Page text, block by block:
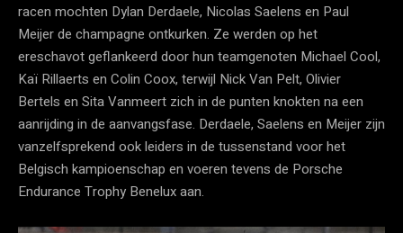
racen mochten Dylan Derdaele, Nicolas Saelens en Paul
Meijer de champagne ontkurken. Ze werden op het
ereschavot geflankeerd door hun teamgenoten Michael Cool,
Kaï Rillaerts en Colin Coox, terwijl Nick Van Pelt, Olivier
Bertels en Sita Vanmeert zich in de punten knokten na een
aanrijding in de aanvangsfase. Derdaele, Saelens en Meijer zijn
vanzelfsprekend ook leiders in de tussenstand voor het
Belgisch kampioenschap en voeren tevens de Porsche
Endurance Trophy Benelux aan.